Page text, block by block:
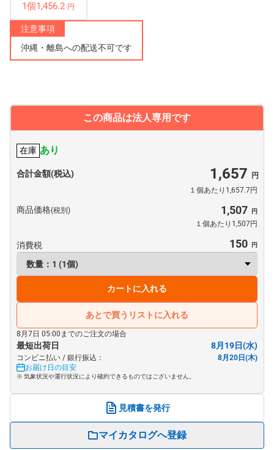
1個1,456.2 円
注意事項
沖縄・離島への配送不可です
この商品は法人専用です
在庫 あり
合計金額(税込) 1,657
１個あたり1,657.7円
商品価格(税別) 1,507
１個あたり1,507円
消費税 150
カートに入れる
あとで買うリストに入れる
8月7日 05:00までのご注文の場合
最短出荷日 8月19日(水)
コンビニ払い / 銀行振込：
8月20日(木)
お届け日の目安
※ 気象状況や運行状況により確約できるものではございません。
見積書を発行
マイカタログへ登録